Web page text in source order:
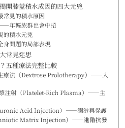
開膝蓋積水成因的四大元兇
見的積水原因
年輕族群也會中招
積水元兇
問題的局部表現
常見迷思
五種療法完整比較
療法（Dextrose Prolotherapy）——入
漿注射（Platelet-Rich Plasma）——主
Acid Injection）——潤滑與保護
Matrix Injection）——進階抗發